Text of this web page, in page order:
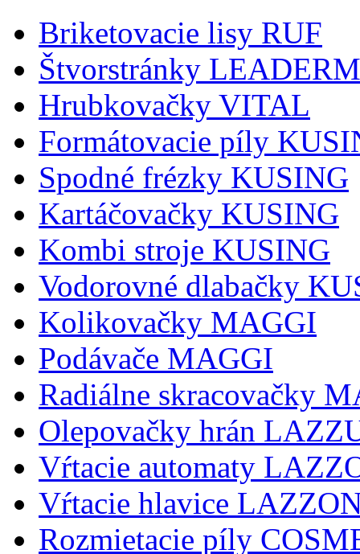
Briketovacie lisy RUF
Štvorstránky
Hrubkovačky VITAL
Formátovacie píly
Spodné frézky KUSING
Kartáčovačky KUSING
Kombi stroje KUSING
Vodorovné dlabačky
Kolikovačky MAGGI
Podávače MAGGI
Radiálne skracovačky
Olepovačky hrán
Vŕtacie automaty
Vŕtacie hlavice
Rozmietacie píly